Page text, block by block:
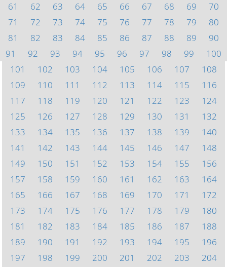
61
62 63 64 65 66 67 68 69
70
71
72 73 74 75 76 77 78 79
80
81
82 83 84 85 86 87 88 89
90
91
92 93 94 95 96 97 98 99
100
101
102 103 104 105 106 107
108
109
110 111 112 113 114 115
116
117
118 119 120 121 122 123
124
125
126 127 128 129 130 131
132
133
134 135 136 137 138 139
140
141
142 143 144 145 146 147
148
149
150 151 152 153 154 155
156
157
158 159 160 161 162 163
164
165
166 167 168 169 170 171
172
173
174 175 176 177 178 179
180
181
182 183 184 185 186 187
188
189
190 191 192 193 194 195
196
197
198 199 200 201 202 203
204